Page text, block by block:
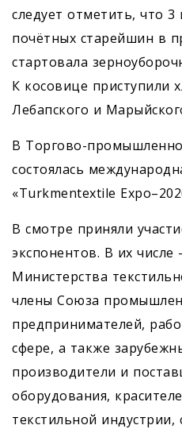
следует отметить, что
почётных старейшин в
стартовала
К косовице приступили
Лебапского и
В Торгово-
состоялась
«Turkmentextile
В смотре приняли
экспонентов. В их числе
Министерства
члены Союза
предпринимателей,
сфере, а также
производители и
оборудования,
текстильной